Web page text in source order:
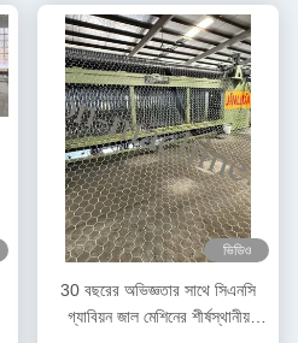
ভিডিও
30 বছরের অভিজ্ঞতার সাথে সিএনসি
গ্যাবিয়ন জাল মেশিনের শীর্ষস্থানীয়